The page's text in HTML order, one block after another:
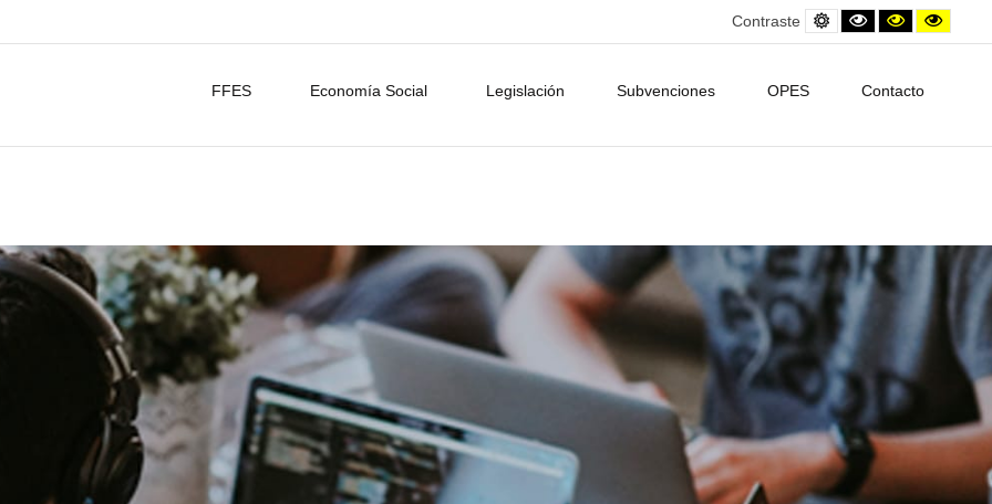
Contraste
Default
contrast
Black
and
Contraste
amarillo/
FFES Economía Social Legislación Subvenciones OPES Contacto